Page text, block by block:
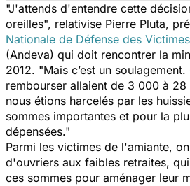
"J'attends d'entendre cette
oreilles", relativise Pierre Pluta,
Nationale de Défense des
(Andeva) qui doit rencontrer la
2012. "Mais c’est un
rembourser allaient de 3 000 à
nous étions harcelés par les
sommes importantes et pour la
dépensées."
Parmi les victimes de l'amiante,
d'ouvriers aux faibles retraites,
ces sommes pour aménager leur